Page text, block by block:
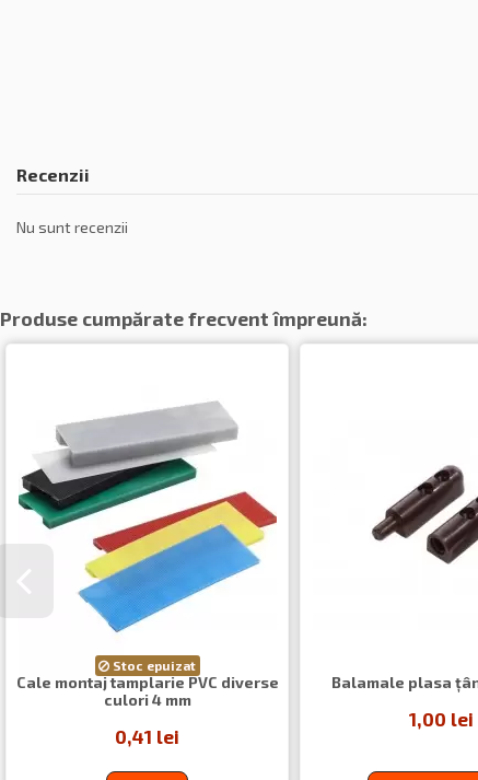
Recenzii
Nu sunt recenzii
Produse cumpărate frecvent împreună:
Stoc epuizat
Cale montaj tamplarie PVC diverse
culori 4 mm
0,41 lei
Balamale plasa
1,00 lei